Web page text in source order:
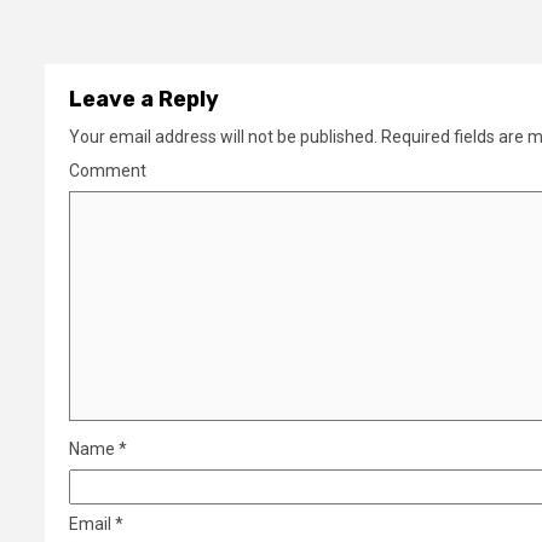
Leave a Reply
Your email address will not be published. Required fields are
Comment
Name *
Email *